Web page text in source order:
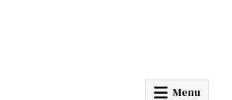
Menu